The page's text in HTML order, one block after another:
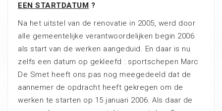
EEN STARTDATUM ?
Na het uitstel van de renovatie in 2005, werd door
alle gemeentelijke verantwoordelijken begin 2006
als start van de werken aangeduid. En daar is nu
zelfs een datum op gekleefd : sportschepen Marc
De Smet heeft ons pas nog meegedeeld dat de
aannemer de opdracht heeft gekregen om de
werken te starten op 15 januari 2006. Als daar de